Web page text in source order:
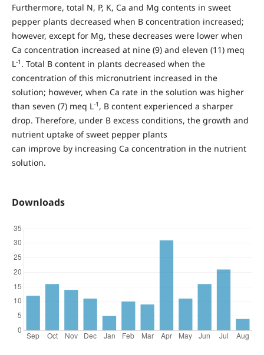
Furthermore, total N, P, K, Ca and Mg contents in sweet
pepper plants decreased when B concentration increased;
however, except for Mg, these decreases were lower when
Ca concentration increased at nine (9) and eleven (11) meq
L-1 . Total B content in plants decreased when the
concentration of this micronutrient increased in the
solution; however, when Ca rate in the solution was higher
than seven (7) meq L-1 , B content experienced a sharper
drop. Therefore, under B excess conditions, the growth and
nutrient uptake of sweet pepper plants
can improve by increasing Ca concentration in the nutrient
solution.
Downloads